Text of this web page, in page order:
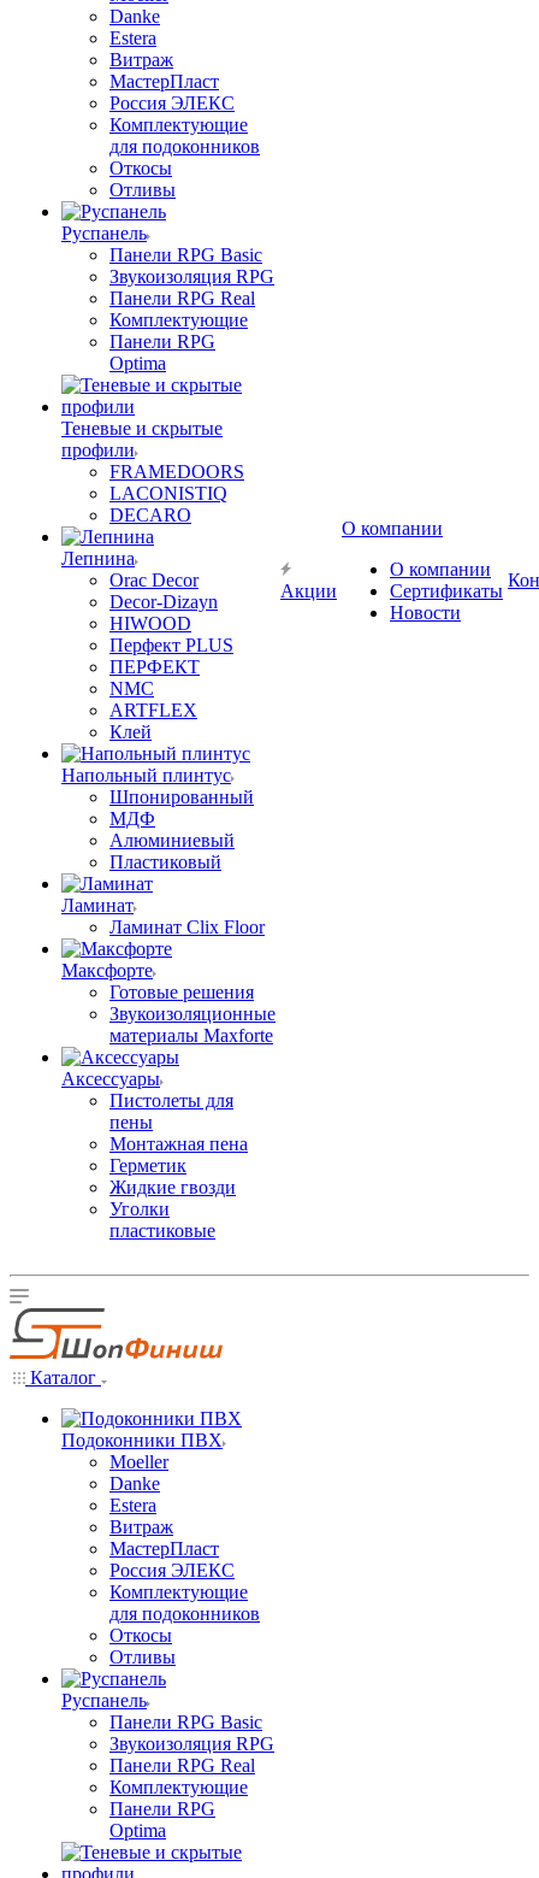
Danke
Estera
Витраж
МастерПласт
Россия ЭЛЕКС
Комплектующие
для подоконников
Откосы
Отливы
Руспанель
Панели RPG Basic
Звукоизоляция RPG
Панели RPG Real
Комплектующие
Панели RPG
Optima
Теневые и скрытые
профили
FRAMEDOORS
LACONISTIQ
DECARO
Лепнина
Orac Decor
Decor-Dizayn
HIWOOD
Перфект PLUS
ПЕРФЕКТ
NMC
ARTFLEX
Клей
Напольный плинтус
Шпонированный
МДФ
Алюминиевый
Пластиковый
Ламинат
Ламинат Clix Floor
Максфорте
Готовые решения
Звукоизоляционные
материалы Maxforte
Аксессуары
Пистолеты для
пены
Монтажная пена
Герметик
Жидкие гвозди
Уголки
пластиковые
Акции
О компании
О компании
Сертификаты
Новости
Каталог
Подоконники ПВХ
Moeller
Danke
Estera
Витраж
МастерПласт
Россия ЭЛЕКС
Комплектующие
для подоконников
Откосы
Отливы
Руспанель
Панели RPG Basic
Звукоизоляция RPG
Панели RPG Real
Комплектующие
Панели RPG
Optima